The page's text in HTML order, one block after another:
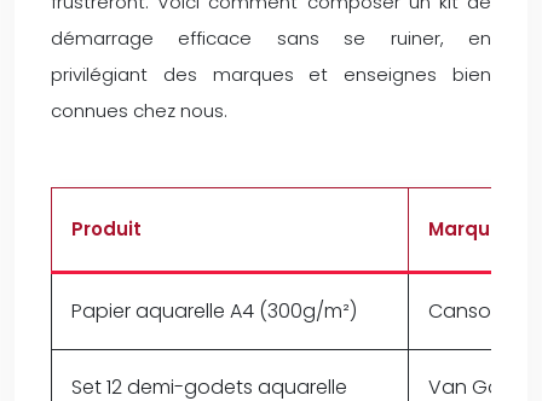
démarrage efficace sans se ruiner, en
privilégiant des marques et enseignes bien
connues chez nous.
Produit Marque
Papier aquarelle A4 (300g/m²) Canson
Set 12 demi-godets aquarelle Van Gogh